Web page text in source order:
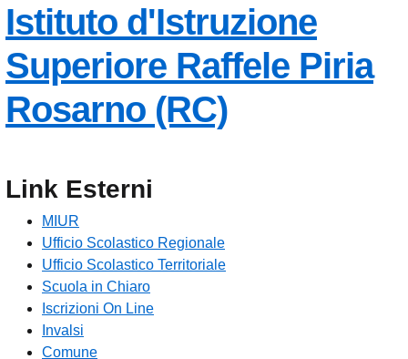
Istituto d'Istruzione
Superiore Raffele Piria
Rosarno (RC)— Visita la
Link Esterni
MIUR
Ufficio Scolastico Regionale
Ufficio Scolastico Territoriale
Scuola in Chiaro
Iscrizioni On Line
Invalsi
Comune